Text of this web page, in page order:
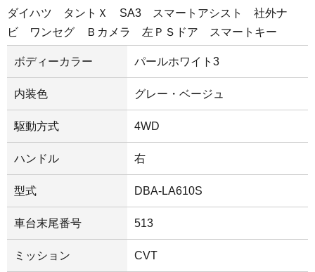
ダイハツ タントＸ SA3 スマートアシスト 社外ナ
ビ ワンセグ Ｂカメラ 左ＰＳドア スマートキー
ボディーカラー パールホワイト3
内装色 グレー・ベージュ
駆動方式 4WD
ハンドル 右
型式 DBA-LA610S
車台末尾番号 513
ミッション CVT